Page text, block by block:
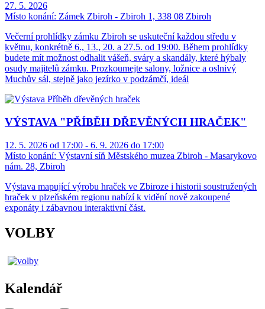
27. 5. 2026
Místo konání: Zámek Zbiroh - Zbiroh 1, 338 08 Zbiroh
Večerní prohlídky zámku Zbiroh se uskuteční každou středu v
květnu, konkrétně 6., 13., 20. a 27.5. od 19:00. Během prohlídky
budete mít možnost odhalit vášeň, sváry a skandály, které hýbaly
osudy majitelů zámku. Prozkoumejte salony, ložnice a oslnivý
Muchův sál, stejně jako jezírko v podzámčí, ideál
VÝSTAVA "PŘÍBĚH DŘEVĚNÝCH HRAČEK"
12. 5. 2026 od 17:00 - 6. 9. 2026 do 17:00
Místo konání: Výstavní síň Městského muzea Zbiroh - Masarykovo
nám. 28, Zbiroh
Výstava mapující výrobu hraček ve Zbiroze i historii soustružených
hraček v plzeňském regionu nabízí k vidění nově zakoupené
exponáty i zábavnou interaktivní část.
VOLBY
Kalendář